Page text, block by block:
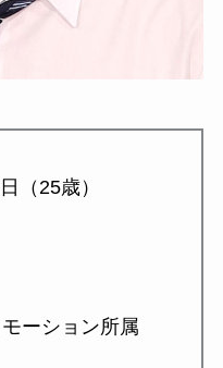
（25歳）
ーション所属